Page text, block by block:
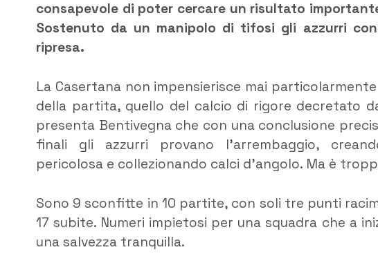
consapevole di poter cercare un risultato
Sostenuto da un manipolo di tifosi gli azzurri
ripresa.
La Casertana non impensierisce mai
della partita, quello del calcio di rigore decretato
presenta Bentivegna che con una conclusione
finali gli azzurri provano l’arrembaggio,
pericolosa e collezionando calci d’angolo. Ma è
Sono 9 sconfitte in 10 partite, con soli tre punti
17 subite. Numeri impietosi per una squadra che a
una salvezza tranquilla.